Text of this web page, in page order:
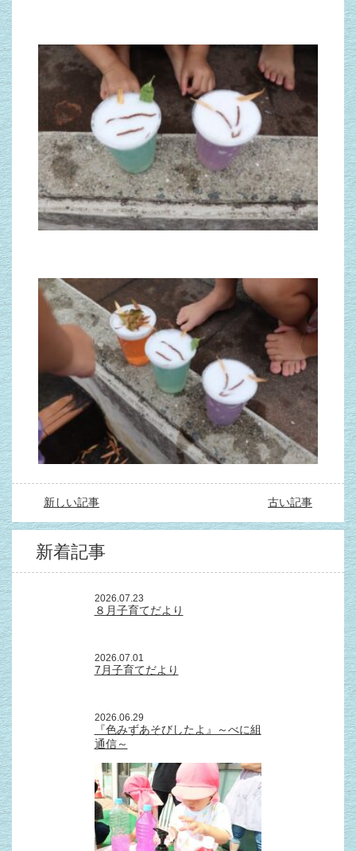
新しい記事 古い記事
新着記事
2026.07.23
８月子育てだより
2026.07.01
7月子育てだより
2026.06.29
『色みずあそびしたよ』～べに組
通信～